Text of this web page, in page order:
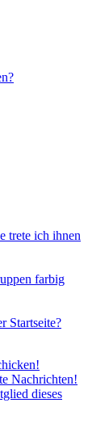
trete ich ihnen
farbig
Startseite?
Nachrichten!
dieses